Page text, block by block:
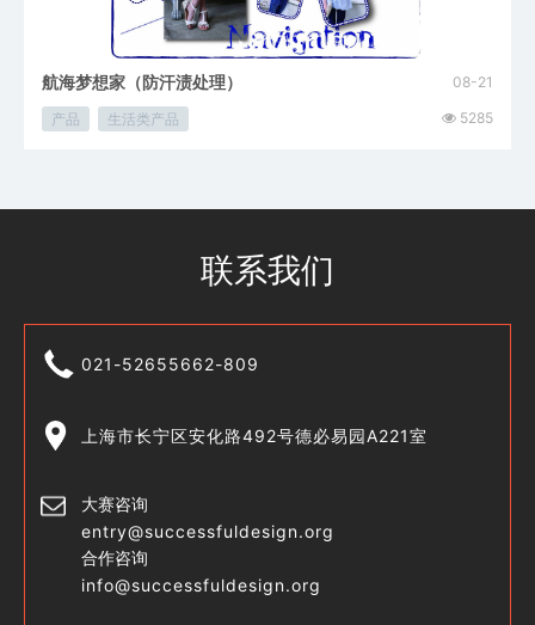
航海梦想家（防汗渍处理） 08-21
产品 生活类产品 5285
联系我们
021-52655662-809
上海市长宁区安化路492号德必易园A221室
大赛咨询
entry@successfuldesign.org
合作咨询
info@successfuldesign.org